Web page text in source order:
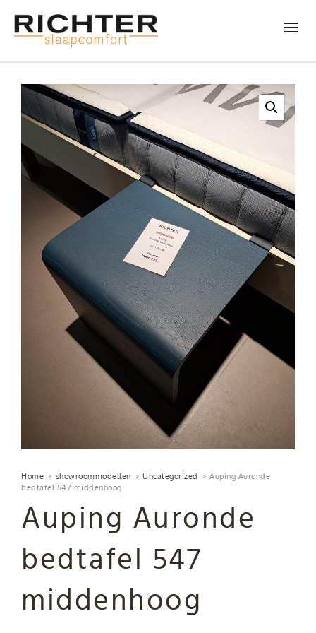
Home > showroommodellen > Uncategorized > Auping Auronde
bedtafel 547 middenhoog
Auping Auronde
bedtafel 547
middenhoog